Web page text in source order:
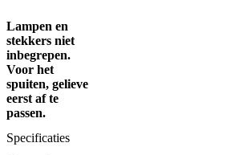
Lampen en
stekkers niet
inbegrepen.
Voor het
spuiten, gelieve
eerst af te
passen.
Specificaties